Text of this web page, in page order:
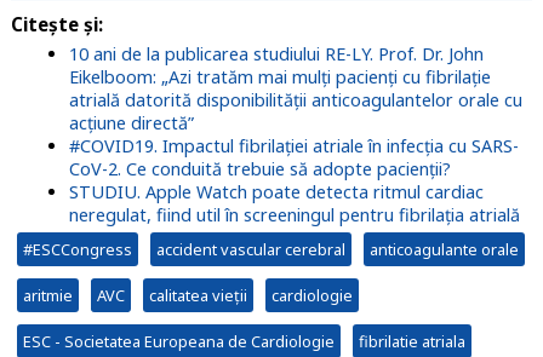
Citește și:
10 ani de la publicarea studiului RE-LY. Prof. Dr. John
Eikelboom: „Azi tratăm mai mulți pacienți cu fibrilație
atrială datorită disponibilității anticoagulantelor orale cu
acțiune directă”
#COVID19. Impactul fibrilației atriale în infecția cu SARS-
CoV-2. Ce conduită trebuie să adopte pacienții?
STUDIU. Apple Watch poate detecta ritmul cardiac
neregulat, fiind util în screeningul pentru fibrilația atrială
#ESCCongress accident vascular cerebral anticoagulante orale
aritmie AVC calitatea vieții cardiologie
ESC - Societatea Europeana de Cardiologie fibrilatie atriala